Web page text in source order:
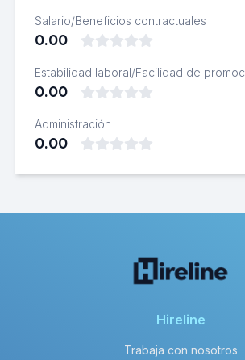
Salario/Beneficios contractuales
0.00
Estabilidad laboral/Facilidad de
0.00
Administración
0.00
Hireline
Trabaja con nosotros